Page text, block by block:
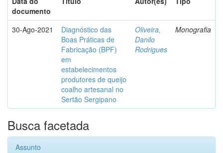
documento
30-Ago-2021
Diagnóstico das
Boas Práticas de
Fabricação (BPF)
em
estabelecimentos
produtores de queijo
coalho artesanal no
Sertão Sergipano
Oliveira,
Danilo
Rodrigues
Monografia
Busca facetada
Assunto